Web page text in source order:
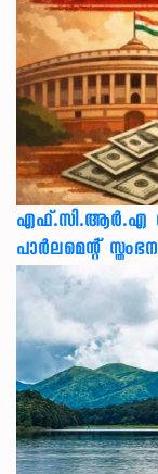
എഫ്.സി.ആർ.എ
പാർലമെന്റ്